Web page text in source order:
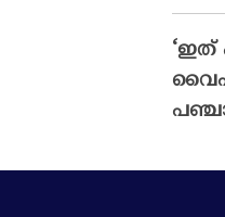
‘ഇത്